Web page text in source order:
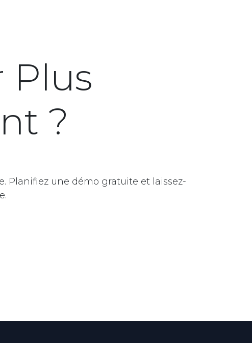
Plus
?
Planifiez une démo gratuite et laissez-